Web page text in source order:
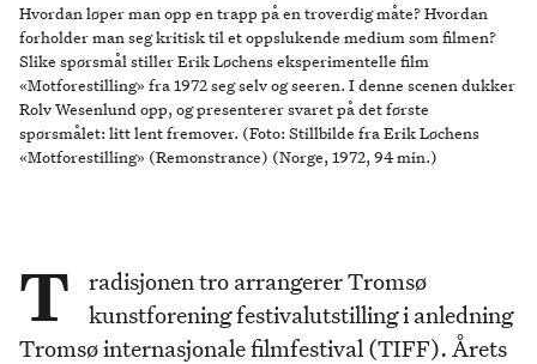
Hvordan løper man opp en trapp på en troverdig måte? Hvordan
forholder man seg kritisk til et oppslukende medium som filmen?
Slike spørsmål stiller Erik Løchens eksperimentelle film
«Motforestilling» fra 1972 seg selv og seeren. I denne scenen dukker
Rolv Wesenlund opp, og presenterer svaret på det første
spørsmålet: litt lent fremover. (Foto: Stillbilde fra Erik Løchens
«Motforestilling» (Remonstrance) (Norge, 1972, 94 min.)
T
radisjonen tro arrangerer Tromsø
kunstforening festivalutstilling i anledning
Tromsø internasjonale filmfestival (TIFF). Årets